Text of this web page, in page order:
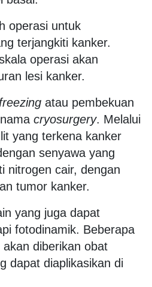
operasi untuk
terjangkiti kanker.
operasi akan
lesi kanker.
freezing atau pembekuan
cryosurgery. Melalui
yang terkena kanker
senyawa yang
nitrogen cair, dengan
tumor kanker.
yang juga dapat
fotodinamik. Beberapa
diberikan obat
dapat diaplikasikan di